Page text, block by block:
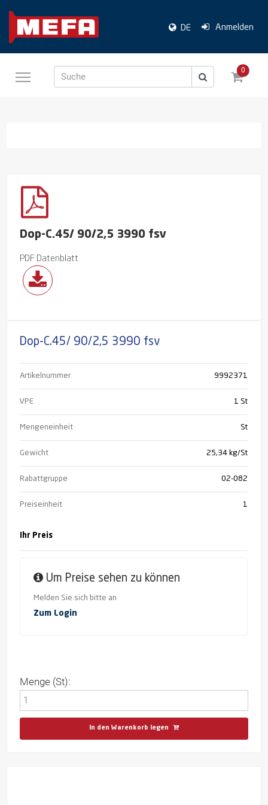
DE Anmelden
Suche
0
Dop-C.45/ 90/2,5 3990 fsv
PDF Datenblatt
Dop-C.45/ 90/2,5 3990 fsv
Artikelnummer 9992371
VPE 1 St
Mengeneinheit St
Gewicht 25,34 kg/St
Rabattgruppe 02-082
Preiseinheit 1
Ihr Preis
Um Preise sehen zu können
Melden Sie sich bitte an
Zum Login
Menge (St):
In den Warenkorb legen